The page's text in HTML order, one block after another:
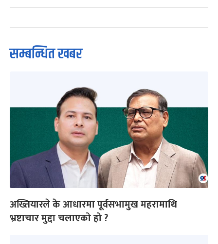
सम्बन्धित खबर
अख्तियारले के आधारमा पूर्वसभामुख महरामाथि
भ्रष्टाचार मुद्दा चलाएको हो ?